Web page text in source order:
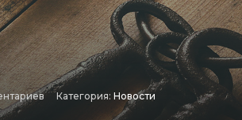
Категория: Новости